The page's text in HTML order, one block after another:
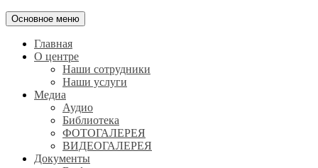
Основное меню
Главная
О центре
Наши сотрудники
Наши услуги
Медиа
Аудио
Библиотека
ФОТОГАЛЕРЕЯ
ВИДЕОГАЛЕРЕЯ
Документы